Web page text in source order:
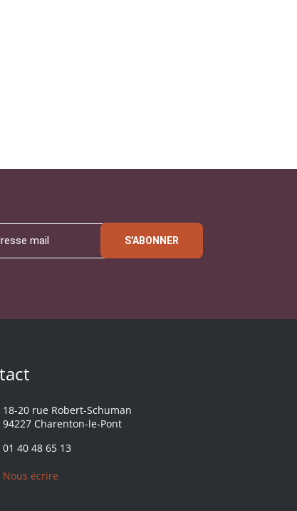
S'ABONNER
18-20 rue Robert-Schuman
94227 Charenton-le-Pont
01 40 48 65 13
Nous écrire